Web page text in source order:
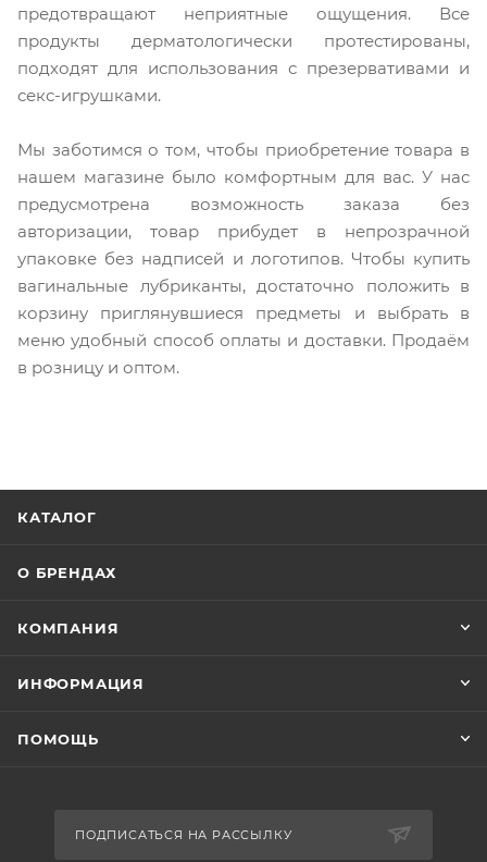
предотвращают неприятные ощущения. Все
продукты дерматологически протестированы,
подходят для использования с презервативами и
секс-игрушками.
Мы заботимся о том, чтобы приобретение товара в
нашем магазине было комфортным для вас. У нас
предусмотрена возможность заказа без
авторизации, товар прибудет в непрозрачной
упаковке без надписей и логотипов. Чтобы купить
вагинальные лубриканты, достаточно положить в
корзину приглянувшиеся предметы и выбрать в
меню удобный способ оплаты и доставки. Продаём
в розницу и оптом.
КАТАЛОГ
О БРЕНДАХ
КОМПАНИЯ
ИНФОРМАЦИЯ
ПОМОЩЬ
ПОДПИСАТЬСЯ НА РАССЫЛКУ